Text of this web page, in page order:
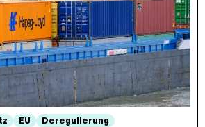
EU Deregulierung